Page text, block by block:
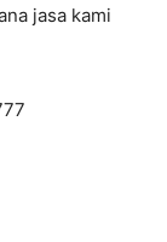
jasa kami